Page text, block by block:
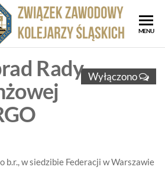
MENU
Wyłączono
Rady
b.r., w siedzibie Federacji w Warszawie